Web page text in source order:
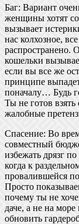
Баг: Вариант
женщины хотят
вызывает
нас колхозное,
распространено.
кошельки
если вы все же
принципе
поначалу… Будь
Ты не готов
жалобные
Спасение: Во
совместный
избежать дрязг
когда к
провалившейся
Просто
почему ты не
даче, а не на
обновить